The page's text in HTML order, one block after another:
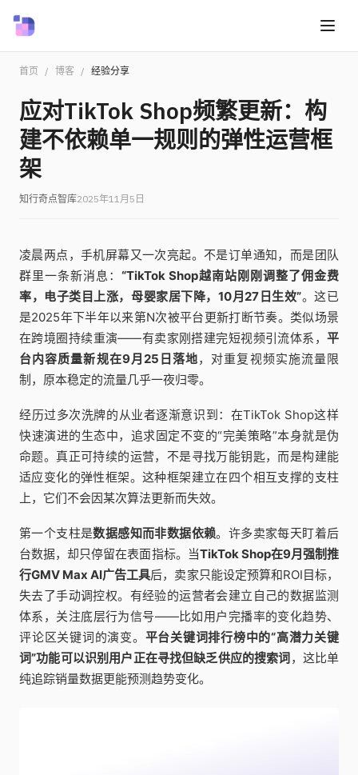
首页 / 博客 / 经验分享
应对TikTok Shop频繁更新：构
建不依赖单一规则的弹性运营框
架
知行奇点智库2025年11月5日
凌晨两点，手机屏幕又一次亮起。不是订单通知，而是团队
群里一条新消息： “TikTok Shop越南站刚刚调整了佣金费
率，电子类目上涨，母婴家居下降，10月27日生效”。这已
是2025年下半年以来第N次被平台更新打断节奏。类似场景
在跨境圈持续重演——有卖家刚搭建完短视频引流体系， 平
台内容质量新规在9月25日落地，对重复视频实施流量限
制，原本稳定的流量几乎一夜归零。
经历过多次洗牌的从业者逐渐意识到：在TikTok Shop这样
快速演进的生态中，追求固定不变的“完美策略”本身就是伪
命题。真正可持续的运营，不是寻找万能钥匙，而是构建能
适应变化的弹性框架。这种框架建立在四个相互支撑的支柱
上，它们不会因某次算法更新而失效。
第一个支柱是数据感知而非数据依赖。许多卖家每天盯着后
台数据，却只停留在表面指标。当TikTok Shop在9月强制推
行GMV Max AI广告工具后，卖家只能设定预算和ROI目标，
失去了手动调控权。有经验的运营者会建立自己的数据监测
体系，关注底层行为信号——比如用户完播率的变化趋势、
评论区关键词的演变。 平台关键词排行榜中的“高潜力关键
词”功能可以识别用户正在寻找但缺乏供应的搜索词，这比单
纯追踪销量数据更能预测趋势变化。